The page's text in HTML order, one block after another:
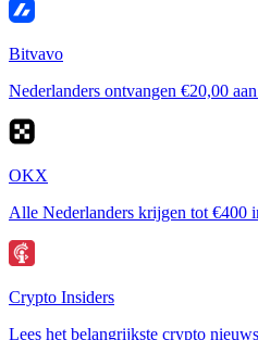
Bitvavo
Nederlanders ontvangen €20,00
OKX
Alle Nederlanders krijgen tot €400
Crypto Insiders
Lees het belangrijkste crypto